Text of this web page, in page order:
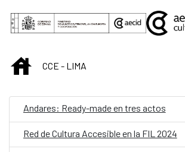
Saltar al contenido principal
INICIOCCE - LIMA
Andares: Ready-made en tres actos
Red de Cultura Accesible en la FIL 2024